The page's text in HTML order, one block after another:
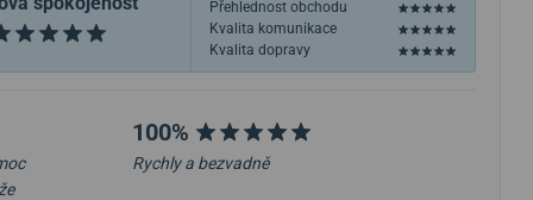
Přehlednost obchodu
Kvalita komunikace
Kvalita dopravy
100%
Rychly a bezvadně